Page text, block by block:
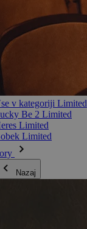
v kategoriji Limited
Be 2 Limited
Limited
Limited
Nazaj